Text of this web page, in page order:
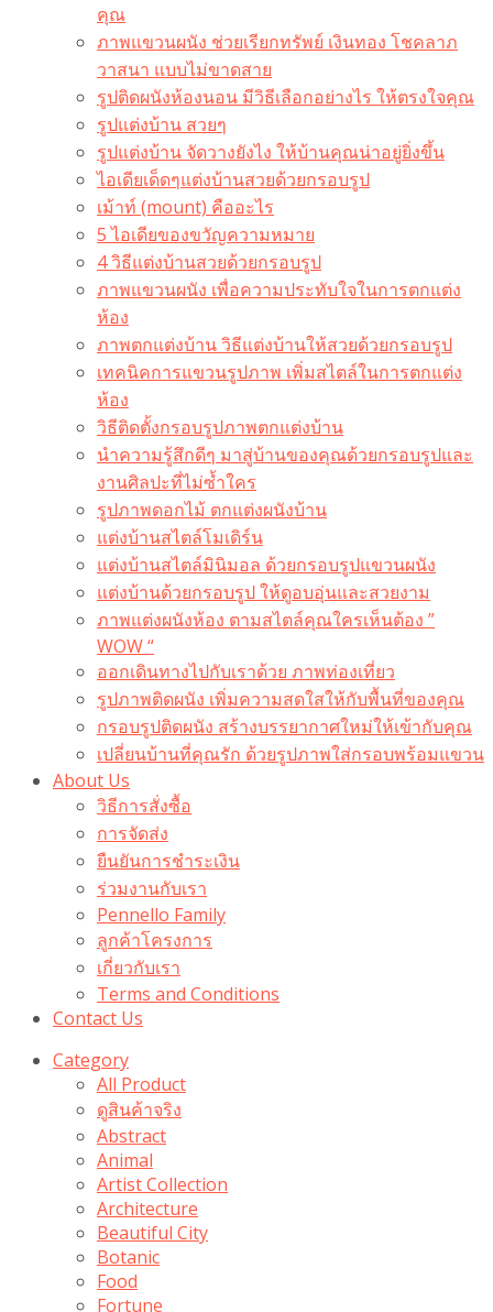
คุณ
ภาพแขวนผนัง ช่วยเรียกทรัพย์ เงินทอง โชคลาภ
วาสนา แบบไม่ขาดสาย
รูปติดผนังห้องนอน มีวิธีเลือกอย่างไร ให้ตรงใจคุณ
รูปแต่งบ้าน สวยๆ
รูปแต่งบ้าน จัดวางยังไง ให้บ้านคุณน่าอยู่ยิ่งขึ้น
ไอเดียเด็ดๆแต่งบ้านสวยด้วยกรอบรูป
เม้าท์ (mount) คืออะไร​
5 ไอเดียของขวัญความหมาย
4 วิธีแต่งบ้านสวยด้วยกรอบรูป
ภาพแขวนผนัง เพื่อความประทับใจในการตกแต่ง
ห้อง
ภาพตกแต่งบ้าน วิธีแต่งบ้านให้สวยด้วยกรอบรูป
เทคนิคการแขวนรูปภาพ เพิ่มสไตล์ในการตกแต่ง
ห้อง
วิธีติดตั้งกรอบรูปภาพตกแต่งบ้าน
นำความรู้สึกดีๆ มาสู่บ้านของคุณด้วยกรอบรูปและ
งานศิลปะที่ไม่ซ้ำใคร
รูปภาพดอกไม้ ตกแต่งผนังบ้าน
แต่งบ้านสไตล์โมเดิร์น
แต่งบ้านสไตล์มินิมอล ด้วยกรอบรูปแขวนผนัง
แต่งบ้านด้วยกรอบรูป ให้ดูอบอุ่นและสวยงาม
ภาพแต่งผนังห้อง ตามสไตล์คุณใครเห็นต้อง ”
WOW “
ออกเดินทางไปกับเราด้วย ภาพท่องเที่ยว
รูปภาพติดผนัง เพิ่มความสดใสให้กับพื้นที่ของคุณ
กรอบรูปติดผนัง สร้างบรรยากาศใหม่ให้เข้ากับคุณ
เปลี่ยนบ้านที่คุณรัก ด้วยรูปภาพใส่กรอบพร้อมแขวน​
About Us
วิธีการสั่งซื้อ
การจัดส่ง
ยืนยันการชำระเงิน
ร่วมงานกับเรา
Pennello Family
ลูกค้าโครงการ
เกี่ยวกับเรา
Terms and Conditions
Contact Us
Category
All Product
ดูสินค้าจริง
Abstract
Animal
Artist Collection
Architecture
Beautiful City
Botanic
Food
Fortune